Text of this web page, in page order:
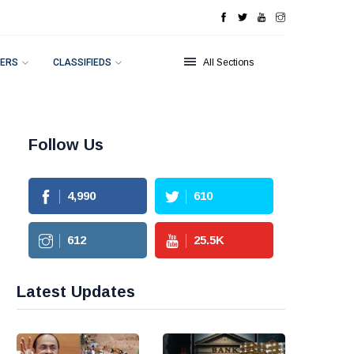
CLASSIFIEDS All Sections
Follow Us
4,990 610
612 25.5K
Latest Updates